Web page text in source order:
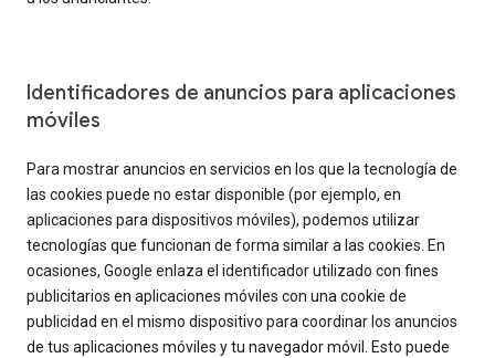
Identificadores de anuncios para aplicaciones
móviles
Para mostrar anuncios en servicios en los que la tecnología de
las cookies puede no estar disponible (por ejemplo, en
aplicaciones para dispositivos móviles), podemos utilizar
tecnologías que funcionan de forma similar a las cookies. En
ocasiones, Google enlaza el identificador utilizado con fines
publicitarios en aplicaciones móviles con una cookie de
publicidad en el mismo dispositivo para coordinar los anuncios
de tus aplicaciones móviles y tu navegador móvil. Esto puede